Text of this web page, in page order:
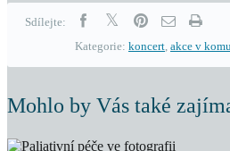
Sdílejte:
Kategorie: koncert, akce v
Mohlo by Vás také